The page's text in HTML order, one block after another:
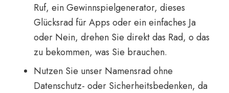
Ruf, ein Gewinnspielgenerator, dieses
Glücksrad für Apps oder ein einfaches Ja
oder Nein, drehen Sie direkt das Rad, o das
zu bekommen, was Sie brauchen.
Nutzen Sie unser Namensrad ohne
Datenschutz- oder Sicherheitsbedenken, da